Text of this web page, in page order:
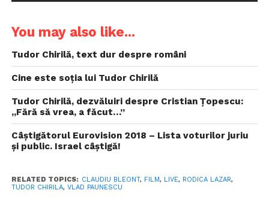
You may also like...
Tudor Chirilă, text dur despre români
Cine este soția lui Tudor Chirilă
Tudor Chirilă, dezvăluiri despre Cristian Țopescu:
„Fără să vrea, a făcut…”
Câștigătorul Eurovision 2018 – Lista voturilor juriu
și public. Israel câștigă!
RELATED TOPICS: CLAUDIU BLEONT, FILM, LIVE, RODICA LAZAR,
TUDOR CHIRILA, VLAD PAUNESCU